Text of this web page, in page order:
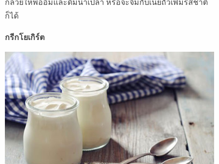
ก็ได้
กรีกโยเกิร์ต